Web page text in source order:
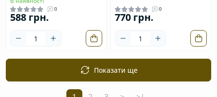
0
588 грн.
0
770 грн.
Показати ще